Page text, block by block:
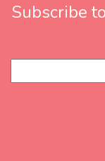
Subscribe